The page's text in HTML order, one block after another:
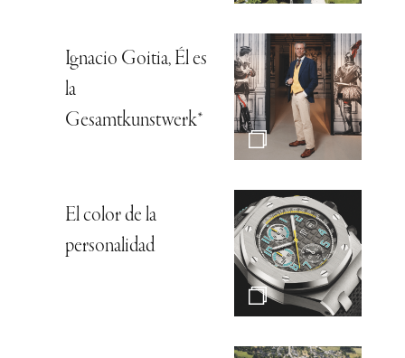
Ignacio Goitia, Él es
la
Gesamtkunstwerk*
El color de la
personalidad